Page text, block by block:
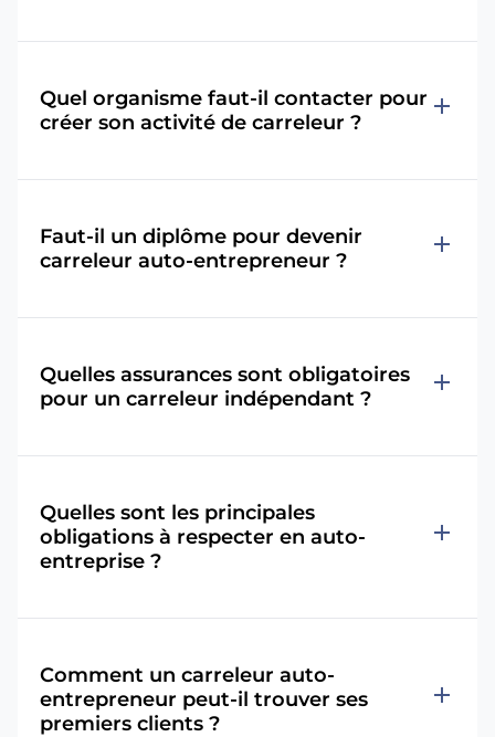
Quel organisme faut-il contacter pour
créer son activité de carreleur ?
add
Faut-il un diplôme pour devenir
carreleur auto-entrepreneur ?
add
Quelles assurances sont obligatoires
pour un carreleur indépendant ?
add
Quelles sont les principales
obligations à respecter en auto-
entreprise ?
add
Comment un carreleur auto-
entrepreneur peut-il trouver ses
premiers clients ?
add